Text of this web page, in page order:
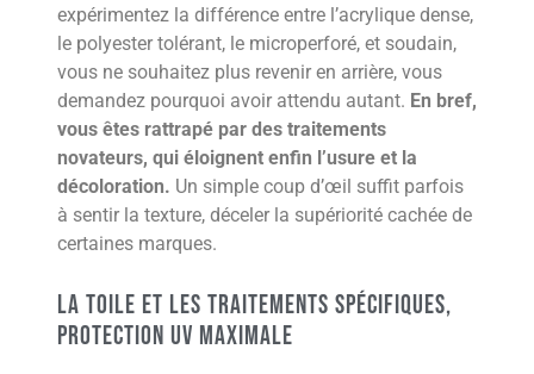
expérimentez la différence entre l’acrylique dense,
le polyester tolérant, le microperforé, et soudain,
vous ne souhaitez plus revenir en arrière, vous
demandez pourquoi avoir attendu autant. En bref,
vous êtes rattrapé par des traitements
novateurs, qui éloignent enfin l’usure et la
décoloration. Un simple coup d’œil suffit parfois
à sentir la texture, déceler la supériorité cachée de
certaines marques.
La toile et les traitements spécifiques,
protection UV maximale